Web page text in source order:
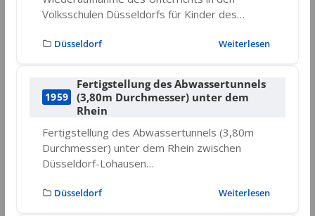
Volksschulen Düsseldorfs für Kinder des…
Düsseldorf Weiterlesen
1959
Fertigstellung des Abwassertunnels
(3,80m Durchmesser) unter dem
Rhein
Fertigstellung des Abwassertunnels (3,80m
Durchmesser) unter dem Rhein zwischen
Düsseldorf-Lohausen…
Düsseldorf Weiterlesen